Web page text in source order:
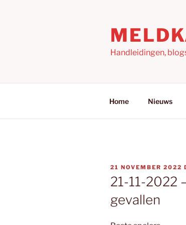
Handleidingen,
Home Nieuws
GEPLAATST
OP
21 NOVEMBER 2022
21-11-2022
gevallen